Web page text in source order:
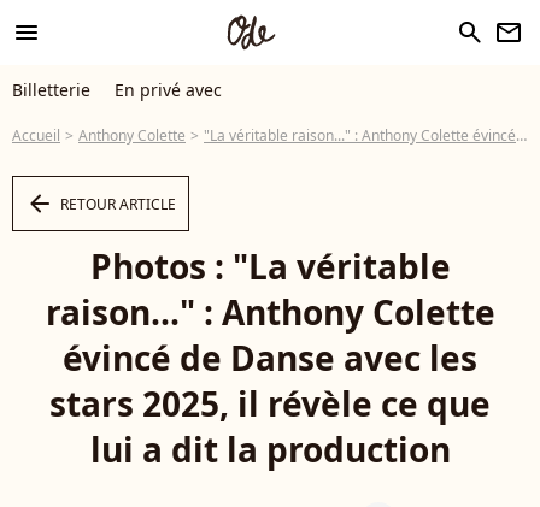
menu search newsletter
Billetterie En privé avec
Accueil Anthony Colette "La véritable raison..." : Anthony Colette évincé de Danse avec les stars 2025, il révèle ce que lui a dit la production
arrow_left RETOUR ARTICLE
Photos : "La véritable
raison..." : Anthony Colette
évincé de Danse avec les
stars 2025, il révèle ce que
lui a dit la production